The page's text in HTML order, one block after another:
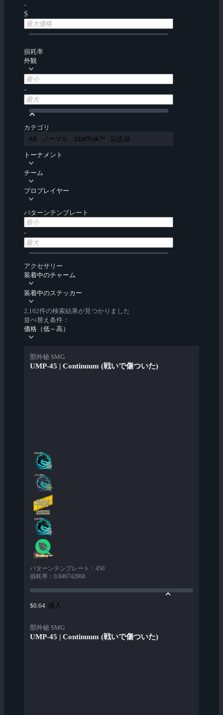
-
$
損耗率
外観
-
カテゴリ
All ノーマル StatTrak™ 記念品
トーナメント
チーム
プロプレイヤー
パターンテンプレート
-
アクセサリー
装着中のチャーム
装着中のステッカー
2,102件の検索結果が見つかりました
並べ替え条件：
価格（低～高）
部外秘 SMG
UMP-45 | Continuum (戦いで傷ついた)
パターンテンプレート ： 450
損耗率 ： 0.846742868
$0.64 購入
部外秘 SMG
UMP-45 | Continuum (戦いで傷ついた)